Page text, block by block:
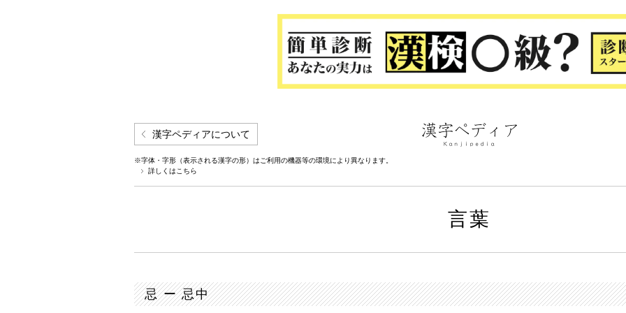
漢字ペディアについて
※字体・字形（表示される漢字の形）はご利用の機器等の環境により異なります。
詳しくはこちら
言葉
忌 ー 忌中